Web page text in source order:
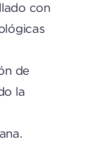
con
de
la